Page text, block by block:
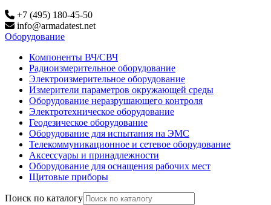
+7 (495) 180-45-50
info@armadatest.net
Оборудование
Компоненты ВЧ/СВЧ
Радиоизмерительное оборудование
Электроизмерительное оборудование
Измерители параметров окружающей среды
Оборудование неразрушающего контроля
Электротехническое оборудование
Геодезическое оборудование
Оборудование для испытания на ЭМС
Телекоммуникационное и сетевое оборудование
Аксессуары и принадлежности
Оборудование для оснащения рабочих мест
Щитовые приборы
Поиск по каталогу